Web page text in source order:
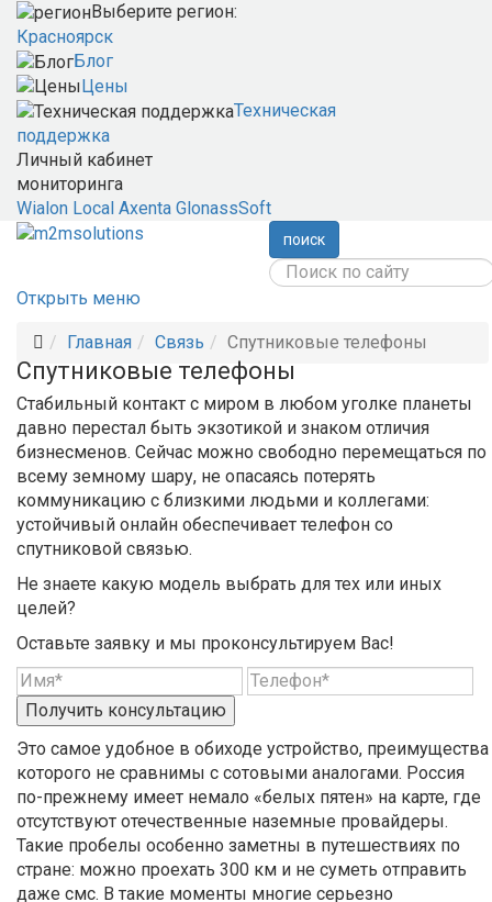
Выберите регион:
Красноярск
Блог
Цены
Техническая
поддержка
Личный кабинет
мониторинга
Wialon Local Axenta GlonassSoft
поиск
Открыть меню
Главная Связь Спутниковые телефоны
Спутниковые телефоны
Стабильный контакт с миром в любом уголке планеты
давно перестал быть экзотикой и знаком отличия
бизнесменов. Сейчас можно свободно перемещаться по
всему земному шару, не опасаясь потерять
коммуникацию с близкими людьми и коллегами:
устойчивый онлайн обеспечивает телефон со
спутниковой связью.
Не знаете какую модель выбрать для тех или иных
целей?
Оставьте заявку и мы проконсультируем Вас!
Получить консультацию
Это самое удобное в обиходе устройство, преимущества
которого не сравнимы с сотовыми аналогами. Россия
по-прежнему имеет немало «белых пятен» на карте, где
отсутствуют отечественные наземные провайдеры.
Такие пробелы особенно заметны в путешествиях по
стране: можно проехать 300 км и не суметь отправить
даже смс. В такие моменты многие серьезно